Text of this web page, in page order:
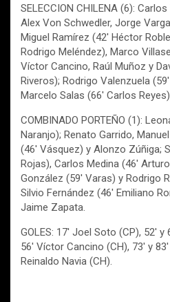
SELECCION CHILENA (6):
Alex Von Schwedler, Jorge
Miguel Ramírez (42′ Héctor
Rodrigo Meléndez), Marco
Víctor Cancino, Raúl Muñoz y
Riveros); Rodrigo Valenzuela
Marcelo Salas (66′ Carlos
COMBINADO PORTEÑO (1):
Naranjo); Renato Garrido,
(46′ Vásquez) y Alonzo Zúñiga;
Rojas), Carlos Medina (46′
González (59′ Varas) y Rodrigo
Silvio Fernández (46′ Emiliano
Jaime Zapata.
GOLES: 17′ Joel Soto (CP), 52′
56′ Víctor Cancino (CH), 73′ y
Reinaldo Navia (CH).